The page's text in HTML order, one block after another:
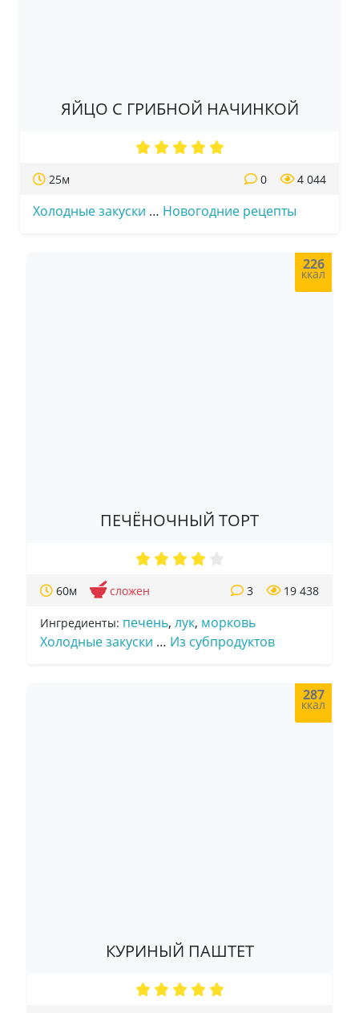
ЯЙЦО С ГРИБНОЙ НАЧИНКОЙ
25м 4 044
0
Холодные закуски … Новогодние рецепты
226
ккал
ПЕЧЁНОЧНЫЙ ТОРТ
60м сложен 19 438
3
Ингредиенты: печень, лук, морковь
Холодные закуски … Из субпродуктов
287
ккал
КУРИНЫЙ ПАШТЕТ